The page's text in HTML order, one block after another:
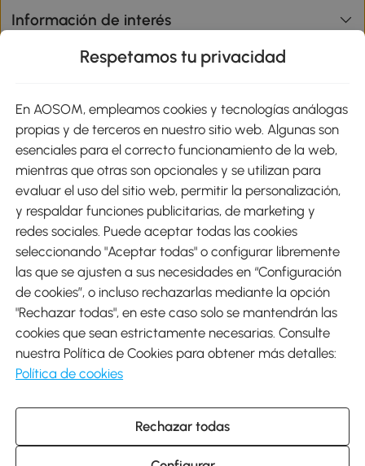
Información de interés
Métodos de Pago
Envíos
Descargar Aosom App
Google Play
931 29 45 12 (L-V de 8:30 a 17:30h)
atencioncliente@aosom.es
Respetamos tu privacidad
En AOSOM, empleamos cookies y tecnologías análogas
propias y de terceros en nuestro sitio web. Algunas son
esenciales para el correcto funcionamiento de la web,
mientras que otras son opcionales y se utilizan para
evaluar el uso del sitio web, permitir la personalización,
y respaldar funciones publicitarias, de marketing y
redes sociales. Puede aceptar todas las cookies
seleccionando "Aceptar todas" o configurar libremente
las que se ajusten a sus necesidades en “Configuración
de cookies”, o incluso rechazarlas mediante la opción
"Rechazar todas", en este caso solo se mantendrán las
cookies que sean estrictamente necesarias. Consulte
nuestra Política de Cookies para obtener más detalles:
Política de cookies
Rechazar todas